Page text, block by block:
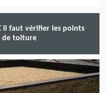
il faut vérifier les points
de toiture